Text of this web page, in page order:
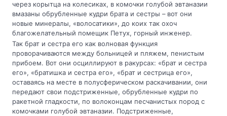
через корытца на колесиках, в комочки голубой эвтаназии
вмазаны обрубленные кудри брата и сестры – вот они
новые минералы, «волосатики», до коих так охоч
благожелательный помещик Петух, горный инженер.
Так брат и сестра его как волновая функция
проворачиваются между больницей и пляжем, пенистым
прибоем. Вот они осциллируют в ракурсах: «брат и сестра
его», «братишка и сестра его», «брат и сестрица его»,
оставаясь на месте в полусферическом раскачивании, они
передают свои подстриженные, обрубленные кудри по
ракетной гладкости, по волоконцам песчанистых пород с
комочками голубой эвтаназии. Подстриженные,